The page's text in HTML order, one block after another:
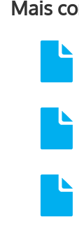
Mais